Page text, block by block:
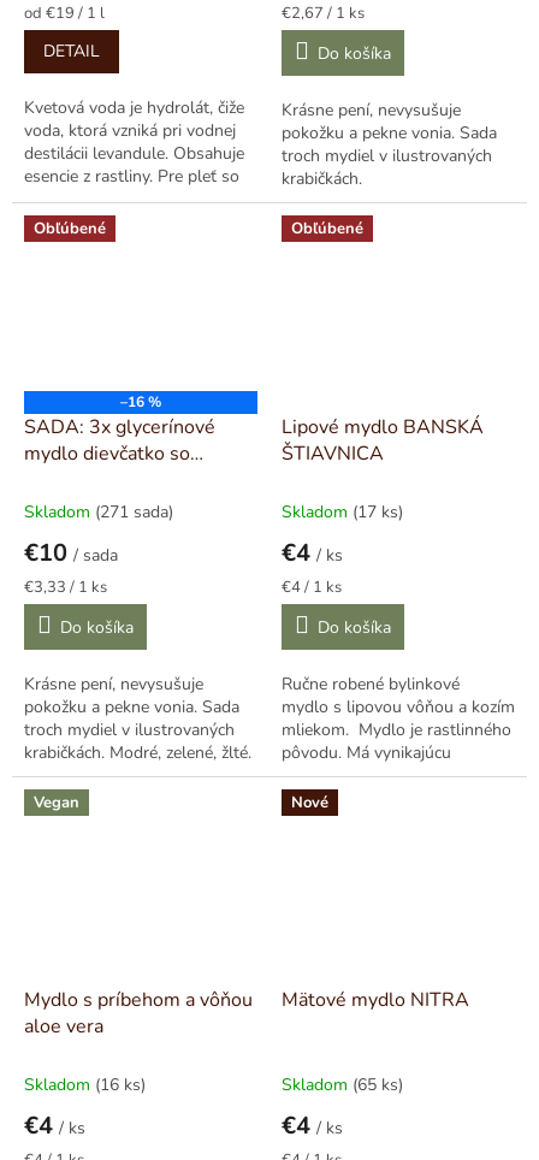
Jednotková
cena:
od €19 / 1 l
DETAIL
Kvetová voda je hydrolát, čiže
voda, ktorá vzniká pri vodnej
destilácii levandule. Obsahuje
esencie z rastliny. Pre pleť so
škvrnami, nerovnomerným...
Jednotková
cena:
€2,67 / 1 ks
Do košíka
Krásne pení, nevysušuje
pokožku a pekne vonia. Sada
troch mydiel v ilustrovaných
krabičkách.
Obľúbené
–16 %
SADA: 3x glycerínové
mydlo dievčatko so
Skladom (271 sada)
€10 / sada
Jednotková
cena:
€3,33 / 1 ks
Do košíka
Krásne pení, nevysušuje
pokožku a pekne vonia. Sada
troch mydiel v ilustrovaných
krabičkách. Modré, zelené, žlté.
Obľúbené
Lipové mydlo BANSKÁ
ŠTIAVNICA
Skladom (17 ks)
€4 / ks
Jednotková
cena:
€4 / 1 ks
Do košíka
Ručne robené bylinkové
mydlo s lipovou vôňou a kozím
mliekom. Mydlo je rastlinného
pôvodu. Má vynikajúcu
penivosť a vytvára bohatú
krémovú...
Vegan
Mydlo s príbehom a vôňou
aloe vera
Skladom (16 ks)
€4 / ks
Nové
Mätové mydlo NITRA
Skladom (65 ks)
€4 / ks